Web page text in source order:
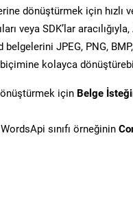
dönüştürmek için hızlı
veya SDK’lar
JPEG, PNG,
kolayca
için Belge
sınıfı örneğinin